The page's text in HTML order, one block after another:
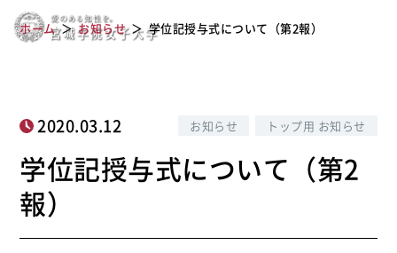
宮
女
大
学位記授与式について（第2報）
ホーム お知らせ 学位記授与式について（第2報）
2020.03.12 お知らせ トップ用 お知らせ
学位記授与式について（第2
報）